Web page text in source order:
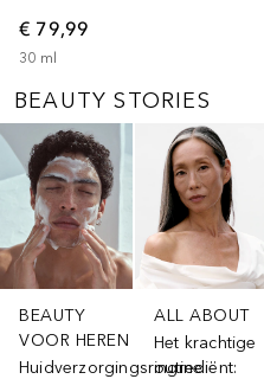
€ 79,99
30 ml
BEAUTY STORIES
Slider overslaan
BEAUTY
VOOR HEREN
Huidverzorgingsroutine
ALL ABOUT
Het krachtige
ingrediënt: